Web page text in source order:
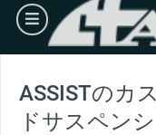
burger
ASSISTのカ
ドサスペン